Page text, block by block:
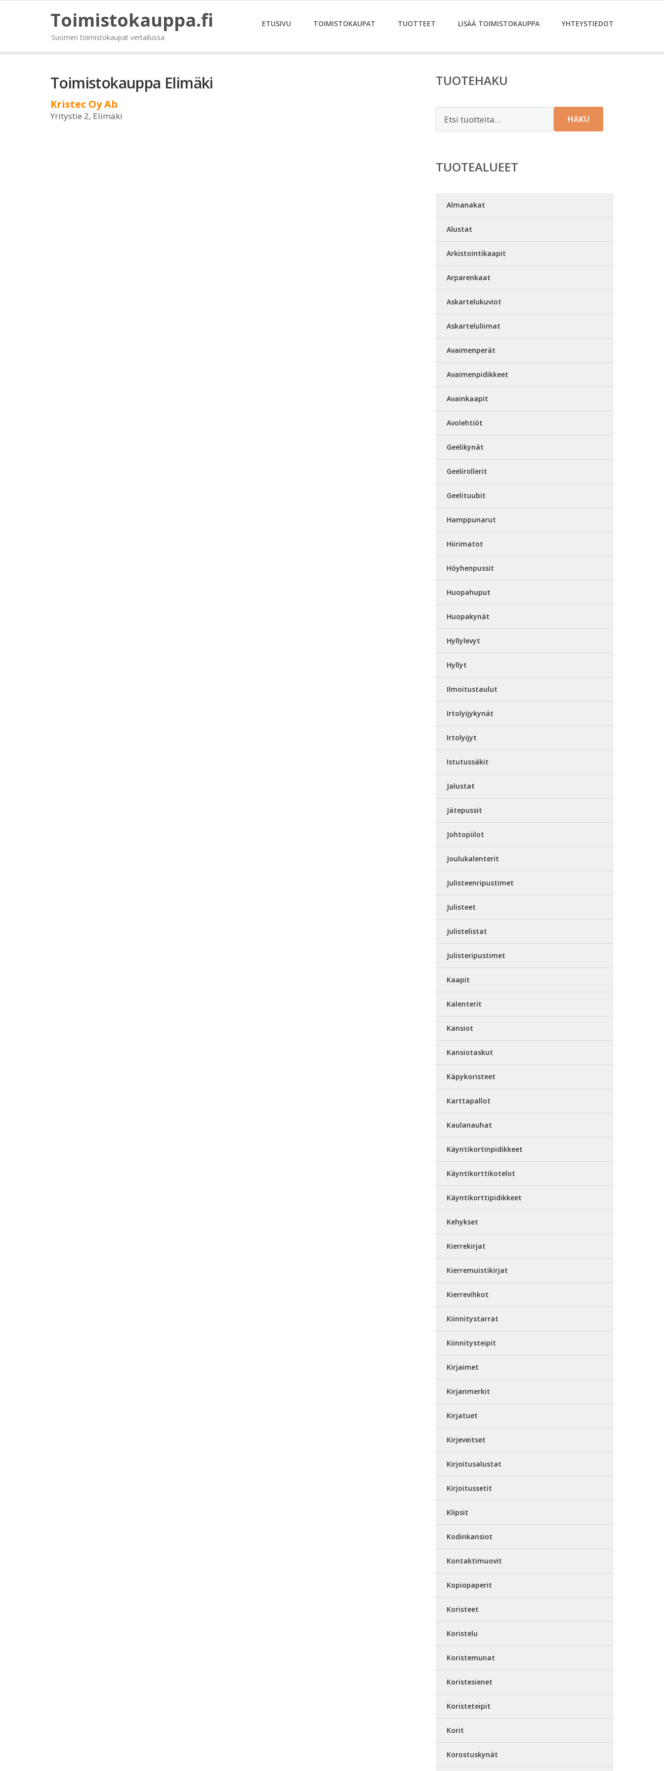
Toimistokauppa.fi
Suomen toimistokaupat vertailussa
ETUSIVU TOIMISTOKAUPAT TUOTTEET LISÄÄ TOIMISTOKAUPPA YHTEYSTIEDOT
Toimistokauppa Elimäki
Kristec Oy Ab
Yritystie 2, Elimäki
TUOTEHAKU
HAKU
TUOTEALUEET
Almanakat
Alustat
Arkistointikaapit
Arparenkaat
Askartelukuviot
Askarteluliimat
Avaimenperät
Avaimenpidikkeet
Avainkaapit
Avolehtiöt
Geelikynät
Geelirollerit
Geelituubit
Hamppunarut
Hiirimatot
Höyhenpussit
Huopahuput
Huopakynät
Hyllylevyt
Hyllyt
Ilmoitustaulut
Irtolyijykynät
Irtolyijyt
Istutussäkit
Jalustat
Jätepussit
Johtopiilot
Joulukalenterit
Julisteenripustimet
Julisteet
Julistelistat
Julisteripustimet
Kaapit
Kalenterit
Kansiot
Kansiotaskut
Käpykoristeet
Karttapallot
Kaulanauhat
Käyntikortinpidikkeet
Käyntikorttikotelot
Käyntikorttipidikkeet
Kehykset
Kierrekirjat
Kierremuistikirjat
Kierrevihkot
Kiinnitystarrat
Kiinnitysteipit
Kirjaimet
Kirjanmerkit
Kirjatuet
Kirjeveitset
Kirjoitusalustat
Kirjoitussetit
Klipsit
Kodinkansiot
Kontaktimuovit
Kopiopaperit
Koristeet
Koristelu
Koristemunat
Koristesienet
Koristeteipit
Korit
Korostuskynät